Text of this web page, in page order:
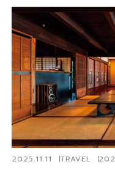
2025.11.11 TRAVEL